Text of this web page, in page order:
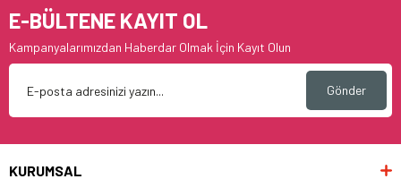
E-BÜLTENE KAYIT OL
Kampanyalarımızdan Haberdar Olmak İçin Kayıt Olun
Gönder
KURUMSAL